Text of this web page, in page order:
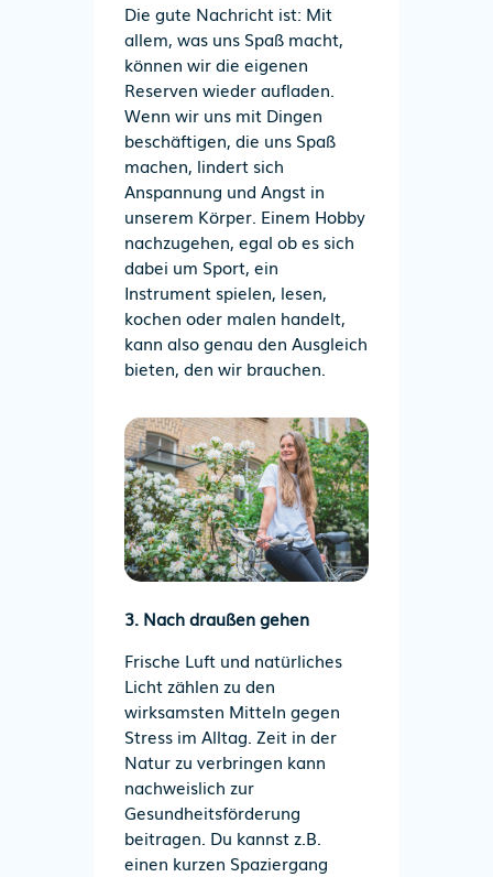
Die gute Nachricht ist: Mit
allem, was uns Spaß macht,
können wir die eigenen
Reserven wieder aufladen.
Wenn wir uns mit Dingen
beschäftigen, die uns Spaß
machen, lindert sich
Anspannung und Angst in
unserem Körper. Einem Hobby
nachzugehen, egal ob es sich
dabei um Sport, ein
Instrument spielen, lesen,
kochen oder malen handelt,
kann also genau den Ausgleich
bieten, den wir brauchen.
3. Nach draußen gehen
Frische Luft und natürliches
Licht zählen zu den
wirksamsten Mitteln gegen
Stress im Alltag. Zeit in der
Natur zu verbringen kann
nachweislich zur
Gesundheitsförderung
beitragen. Du kannst z.B.
einen kurzen Spaziergang